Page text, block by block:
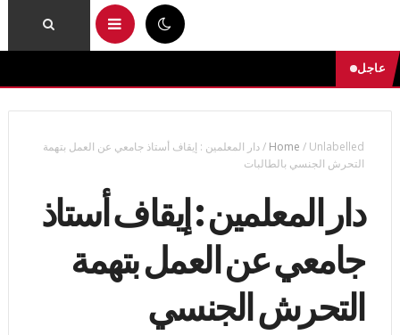
عاجل
Home / Unlabelled
/دار المعلمين : إيقاف أستاذ جامعي عن العمل بتهمة
التحرش الجنسي بالطالبات
دار المعلمين : إيقاف أستاذ
جامعي عن العمل بتهمة
التحرش الجنسي